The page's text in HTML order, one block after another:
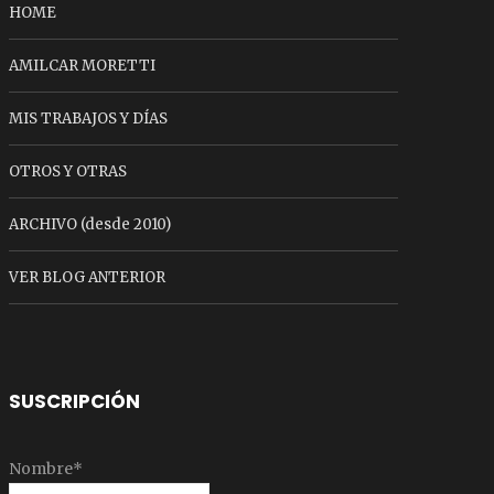
HOME
AMILCAR MORETTI
MIS TRABAJOS Y DÍAS
OTROS Y OTRAS
ARCHIVO (desde 2010)
VER BLOG ANTERIOR
SUSCRIPCIÓN
Nombre*